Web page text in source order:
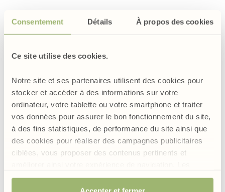
Consentement Détails À propos des cookies
Ce site utilise des cookies.
Notre site et ses partenaires utilisent des cookies pour
stocker et accéder à des informations sur votre
ordinateur, votre tablette ou votre smartphone et traiter
vos données pour assurer le bon fonctionnement du site,
à des fins statistiques, de performance du site ainsi que
des cookies pour réaliser des campagnes publicitaires
ciblées, vous proposer des contenus pertinents et
cookies permettant d’assurer le bon fonctionnement du
site sont obligatoires et sont de ce fait exemptés de
La Rhodiola, la force des Vikings (H2)
adaptogènes. Les Vikings, les Inuits et les peuples de Sibérie sont
vikings par les dieux pour qu’elle leur apporte courage, force
physique et endurance face aux conditions climatiques extrêmes
et à leurs ennemis. Les guerriers buvaient de l’infusion de Rhodiole
pour gagner de la force. Une légende dit aussi que les autochtones
de Sibérie vivent plus de cent ans grâce à une infusion à base de
rhizome de cette plante. Encore aujourd'hui en Sibérie, les jeunes
mariés reçoivent des racines pour donner naissance à des enfants
en bonne santé.